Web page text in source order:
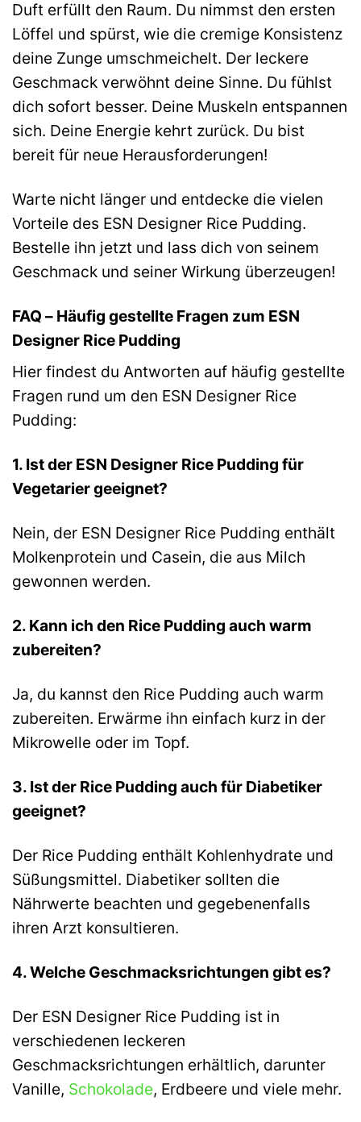
Duft erfüllt den Raum. Du nimmst den ersten
Löffel und spürst, wie die cremige Konsistenz
deine Zunge umschmeichelt. Der leckere
Geschmack verwöhnt deine Sinne. Du fühlst
dich sofort besser. Deine Muskeln entspannen
sich. Deine Energie kehrt zurück. Du bist
bereit für neue Herausforderungen!
Warte nicht länger und entdecke die vielen
Vorteile des ESN Designer Rice Pudding.
Bestelle ihn jetzt und lass dich von seinem
Geschmack und seiner Wirkung überzeugen!
FAQ – Häufig gestellte Fragen zum ESN
Designer Rice Pudding
Hier findest du Antworten auf häufig gestellte
Fragen rund um den ESN Designer Rice
Pudding:
1. Ist der ESN Designer Rice Pudding für
Vegetarier geeignet?
Nein, der ESN Designer Rice Pudding enthält
Molkenprotein und Casein, die aus Milch
gewonnen werden.
2. Kann ich den Rice Pudding auch warm
zubereiten?
Ja, du kannst den Rice Pudding auch warm
zubereiten. Erwärme ihn einfach kurz in der
Mikrowelle oder im Topf.
3. Ist der Rice Pudding auch für Diabetiker
geeignet?
Der Rice Pudding enthält Kohlenhydrate und
Süßungsmittel. Diabetiker sollten die
Nährwerte beachten und gegebenenfalls
ihren Arzt konsultieren.
4. Welche Geschmacksrichtungen gibt es?
Der ESN Designer Rice Pudding ist in
verschiedenen leckeren
Geschmacksrichtungen erhältlich, darunter
Vanille, Schokolade, Erdbeere und viele mehr.